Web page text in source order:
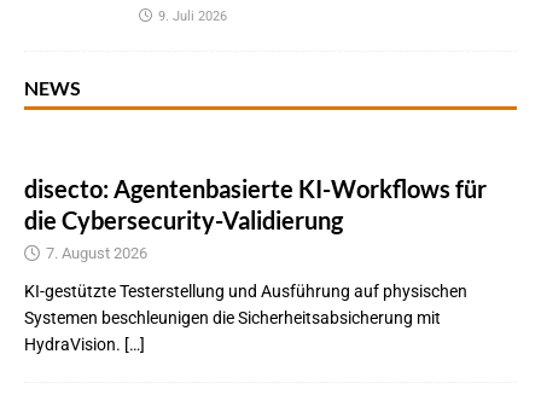
9. Juli 2026
NEWS
disecto: Agentenbasierte KI-Workflows für
die Cybersecurity-Validierung
7. August 2026
KI-gestützte Testerstellung und Ausführung auf physischen
Systemen beschleunigen die Sicherheitsabsicherung mit
HydraVision. […]